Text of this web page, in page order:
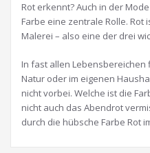
Rot erkennt? Auch in der
Farbe eine zentrale Rolle.
Malerei – also eine der drei
In fast allen Lebensbereichen
Natur oder im eigenen
nicht vorbei. Welche ist die
nicht auch das Abendrot
durch die hübsche Farbe Rot